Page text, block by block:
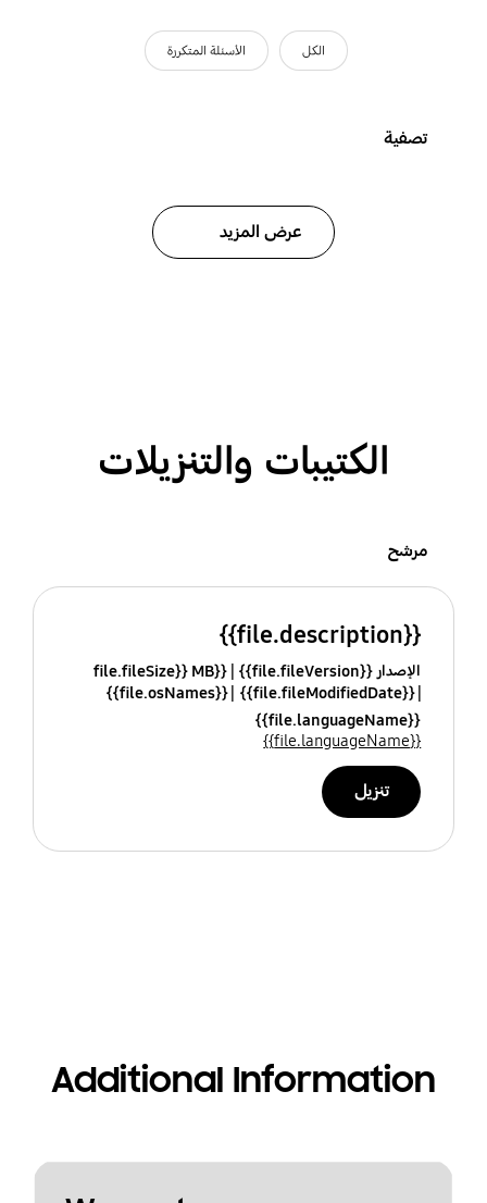
الكل الأسئلة المتكررة
تصفية
عرض المزيد
الكتيبات والتنزيلات
مرشح
{{file.description}}
الإصدار {{file.fileVersion}}
{{file.fileSize}} MB
{{file.fileModifiedDate}}
{{file.osNames}}
{{file.languageName}}
{{file.languageName}}
تنزيل
Additional Information